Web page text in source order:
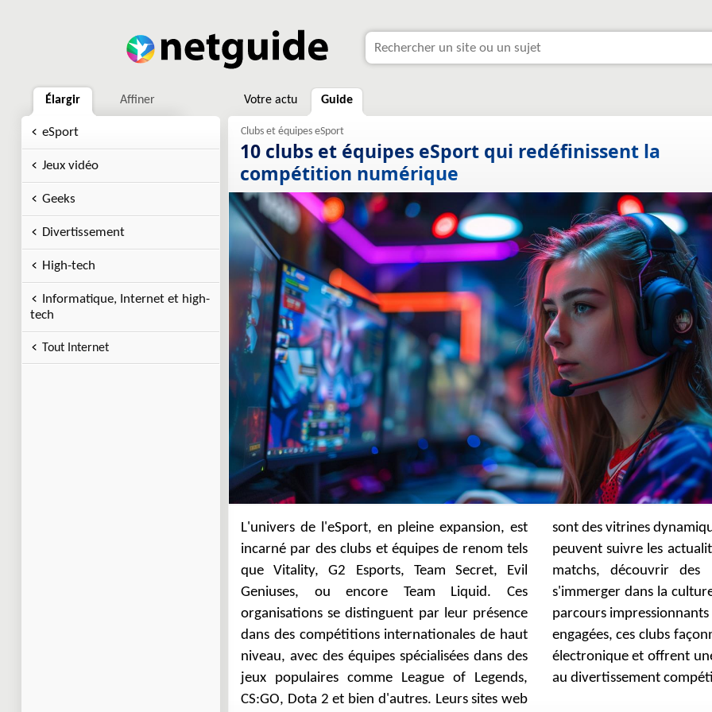
Élargir Affiner
eSport
Jeux vidéo
Geeks
Divertissement
High-tech
Informatique, Internet et high-
tech
Tout Internet
Votre actu Guide
10 clubs et équipes eSport qui redéfinissent la
compétition numérique
L'univers de l'eSport, en pleine expansion, est
incarné par des clubs et équipes de renom tels
que Vitality, G2 Esports, Team Secret, Evil
Geniuses, ou encore Team Liquid. Ces
organisations se distinguent par leur présence
dans des compétitions internationales de haut
niveau, avec des équipes spécialisées dans des
jeux populaires comme League of Legends,
CS:GO, Dota 2 et bien d'autres. Leurs sites web
sont des vitrines dynamiques où fans et curieux
peuvent suivre les actualités, les calendriers de
matchs, découvrir des produits dérivés et
s'immerger dans la culture eSportive. Avec des
parcours impressionnants et des communautés
engagées, ces clubs façonnent l'avenir du sport
électronique et offrent une nouvelle dimension
au divertissement